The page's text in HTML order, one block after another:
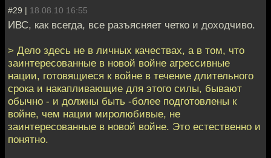
#29 | 18.08.10 16:55
ИВС, как всегда, все разъясняет четко и доходчиво.
> Дело здесь не в личных качествах, а в том, что
заинтересованные в новой войне агрессивные
нации, готовящиеся к войне в течение длительного
срока и накапливающие для этого силы, бывают
обычно - и должны быть -более подготовлены к
войне, чем нации миролюбивые, не
заинтересованные в новой войне. Это естественно и
понятно.